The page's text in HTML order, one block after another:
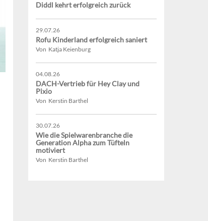
Diddl kehrt erfolgreich zurück
29.07.26
Rofu Kinderland erfolgreich saniert
Von Katja Keienburg
04.08.26
DACH-Vertrieb für Hey Clay und
Pixio
Von Kerstin Barthel
30.07.26
Wie die Spielwarenbranche die
Generation Alpha zum Tüfteln
motiviert
Von Kerstin Barthel